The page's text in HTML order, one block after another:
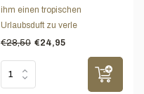
ihm einen tropischen
Urlaubsduft zu verle
€28,50 €24,95